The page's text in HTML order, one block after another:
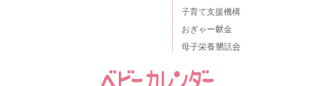
子育て支援機構
おぎゃー献金
母子栄養懇話会